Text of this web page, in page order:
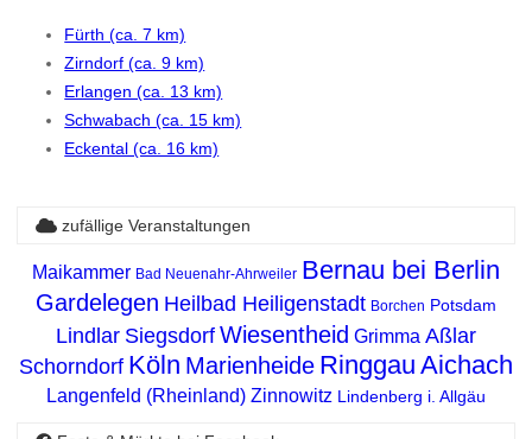
Fürth (ca. 7 km)
Zirndorf (ca. 9 km)
Erlangen (ca. 13 km)
Schwabach (ca. 15 km)
Eckental (ca. 16 km)
zufällige Veranstaltungen
Maikammer Bad Neuenahr-Ahrweiler Bernau bei Berlin
Gardelegen Heilbad Heiligenstadt Borchen Potsdam
Lindlar Siegsdorf Wiesentheid Grimma Aßlar
Schorndorf Köln Marienheide Ringgau Aichach
Langenfeld (Rheinland) Zinnowitz Lindenberg i. Allgäu